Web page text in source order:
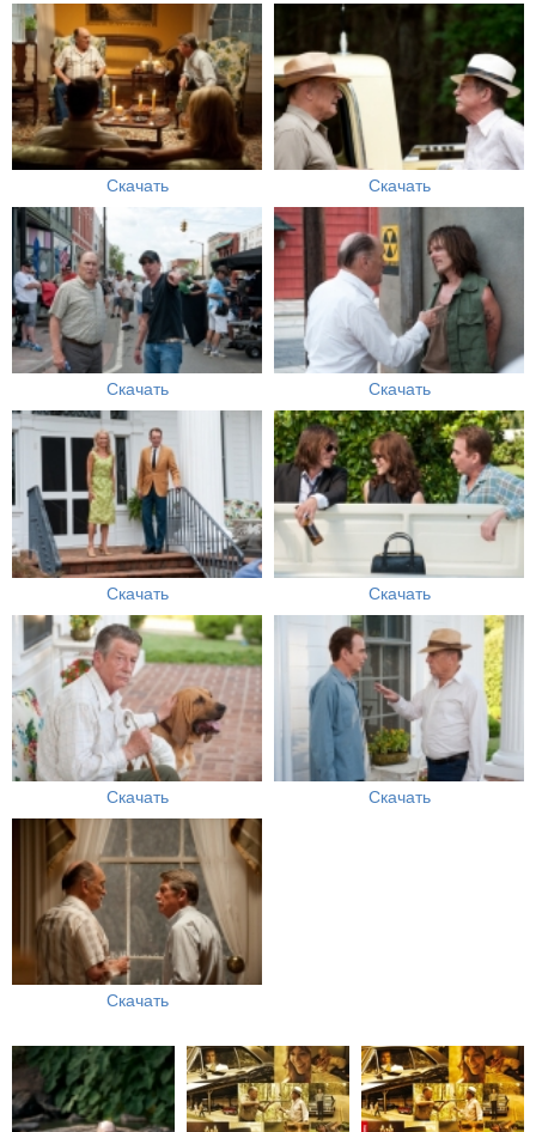
Скачать Скачать
Скачать Скачать
Скачать Скачать
Скачать Скачать
Скачать